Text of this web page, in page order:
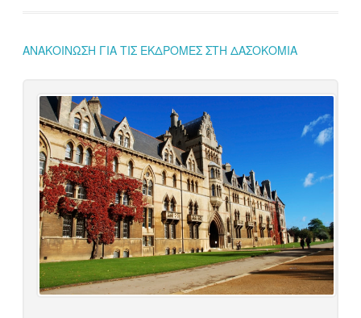
ΑΝΑΚΟΙΝΩΣΗ ΓΙΑ ΤΙΣ ΕΚΔΡΟΜΕΣ ΣΤΗ ΔΑΣΟΚΟΜΙΑ